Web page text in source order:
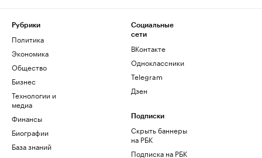
Рубрики
Политика
Экономика
Общество
Бизнес
Технологии и
медиа
Финансы
Биографии
База знаний
Социальные
сети
ВКонтакте
Одноклассники
Telegram
Дзен
Подписки
Скрыть баннеры
на РБК
Подписка на РБК